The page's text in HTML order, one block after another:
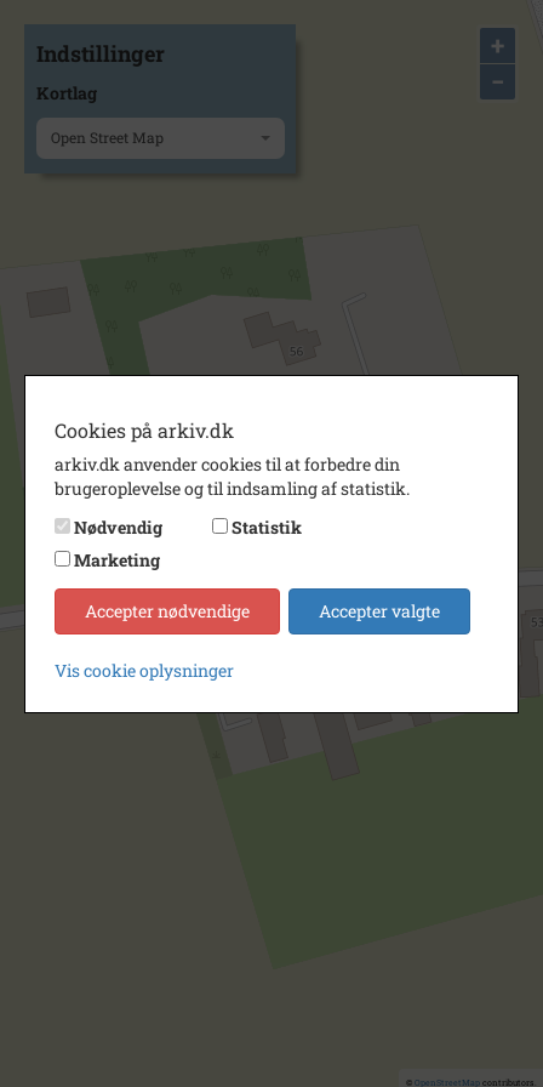
+
−
© OpenStreetMapcontributors.
Indstillinger
Kortlag
Open Street Map
Cookies på arkiv.dk
arkiv.dk anvender cookies til at forbedre din
brugeroplevelse og til indsamling af statistik.
Nødvendig
Statistik
Marketing
Accepter nødvendige Accepter valgte
Vis cookie oplysninger